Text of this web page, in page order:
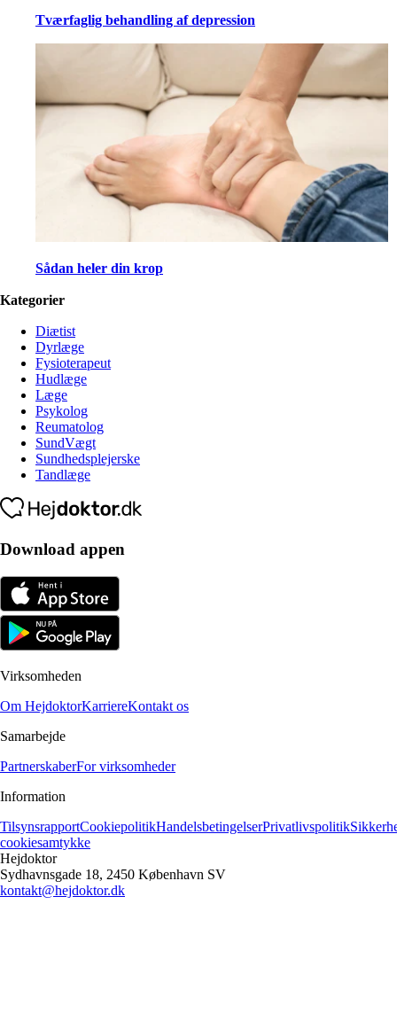
Tværfaglig behandling af depression
Sådan heler din krop
Kategorier
Diætist
Dyrlæge
Fysioterapeut
Hudlæge
Læge
Psykolog
Reumatolog
SundVægt
Sundhedsplejerske
Tandlæge
Download appen
Virksomheden
Om HejdoktorKarriereKontakt os
Samarbejde
PartnerskaberFor virksomheder
Information
TilsynsrapportCookiepolitikHandelsbetingelserPrivatlivspolitik
cookiesamtykke
Hejdoktor
Sydhavnsgade 18, 2450 København SV
kontakt@hejdoktor.dk